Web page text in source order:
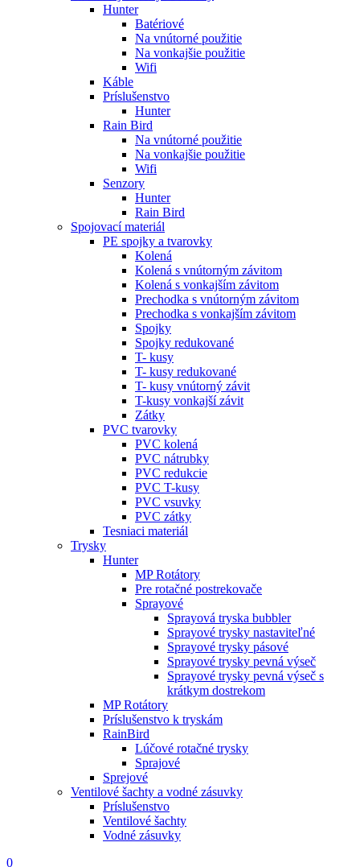
Hunter
Batériové
Na vnútorné použitie
Na vonkajšie použitie
Wifi
Káble
Príslušenstvo
Hunter
Rain Bird
Na vnútorné použitie
Na vonkajšie použitie
Wifi
Senzory
Hunter
Rain Bird
Spojovací materiál
PE spojky a tvarovky
Kolená
Kolená s vnútorným závitom
Kolená s vonkajším závitom
Prechodka s vnútorným závitom
Prechodka s vonkajším závitom
Spojky
Spojky redukované
T- kusy
T- kusy redukované
T- kusy vnútorný závit
T-kusy vonkajší závit
Zátky
PVC tvarovky
PVC kolená
PVC nátrubky
PVC redukcie
PVC T-kusy
PVC vsuvky
PVC zátky
Tesniaci materiál
Trysky
Hunter
MP Rotátory
Pre rotačné postrekovače
Sprayové
Sprayová tryska bubbler
Sprayové trysky nastaviteľné
Sprayové trysky pásové
Sprayové trysky pevná výseč
Sprayové trysky pevná výseč s
krátkym dostrekom
MP Rotátory
Príslušenstvo k tryskám
RainBird
Lúčové rotačné trysky
Sprajové
Sprejové
Ventilové šachty a vodné zásuvky
Príslušenstvo
Ventilové šachty
Vodné zásuvky
0